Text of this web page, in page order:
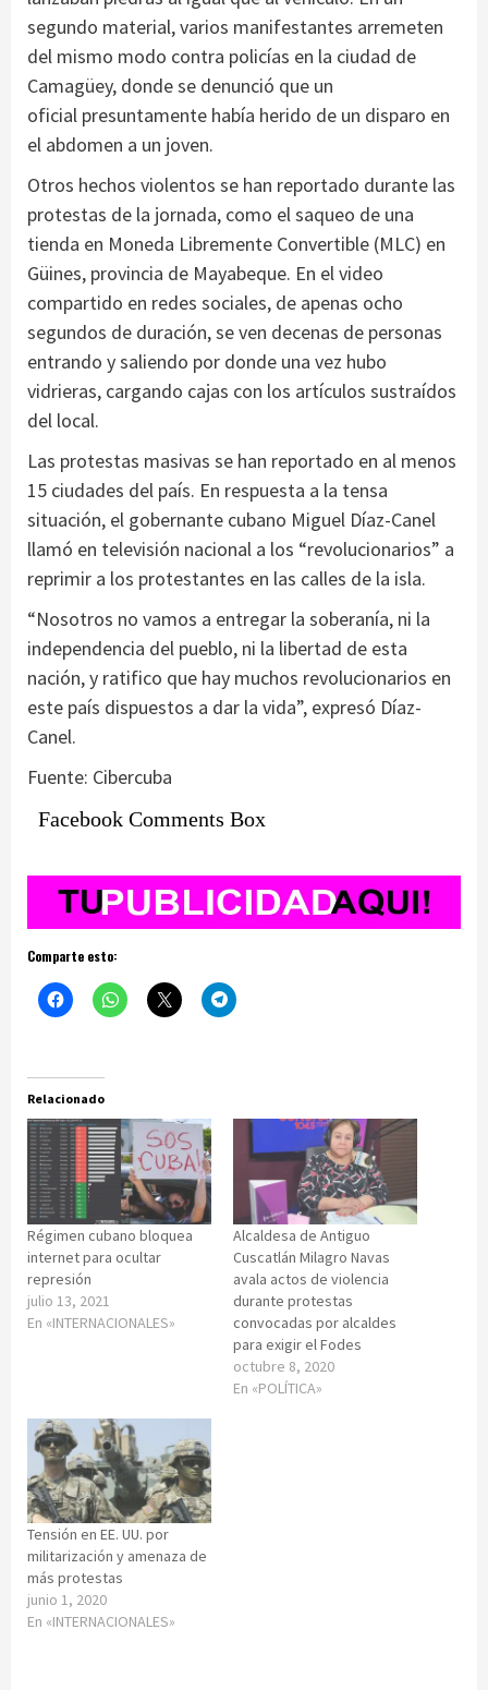
segundo material, varios manifestantes arremeten
del mismo modo contra policías en la ciudad de
Camagüey, donde se denunció que un
oficial presuntamente había herido de un disparo en
el abdomen a un joven.
Otros hechos violentos se han reportado durante las
protestas de la jornada, como el saqueo de una
tienda en Moneda Libremente Convertible (MLC) en
Güines, provincia de Mayabeque. En el video
compartido en redes sociales, de apenas ocho
segundos de duración, se ven decenas de personas
entrando y saliendo por donde una vez hubo
vidrieras, cargando cajas con los artículos sustraídos
del local.
Las protestas masivas se han reportado en al menos
15 ciudades del país. En respuesta a la tensa
situación, el gobernante cubano Miguel Díaz-Canel
llamó en televisión nacional a los “revolucionarios” a
reprimir a los protestantes en las calles de la isla.
“Nosotros no vamos a entregar la soberanía, ni la
independencia del pueblo, ni la libertad de esta
nación, y ratifico que hay muchos revolucionarios en
este país dispuestos a dar la vida”, expresó Díaz-
Canel.
Fuente: Cibercuba
Facebook Comments Box
Comparte esto:
Relacionado
Régimen cubano bloquea
internet para ocultar
represión
julio 13, 2021
En «INTERNACIONALES»
Alcaldesa de Antiguo
Cuscatlán Milagro Navas
avala actos de violencia
durante protestas
convocadas por alcaldes
para exigir el Fodes
octubre 8, 2020
En «POLÍTICA»
Tensión en EE. UU. por
militarización y amenaza de
más protestas
junio 1, 2020
En «INTERNACIONALES»